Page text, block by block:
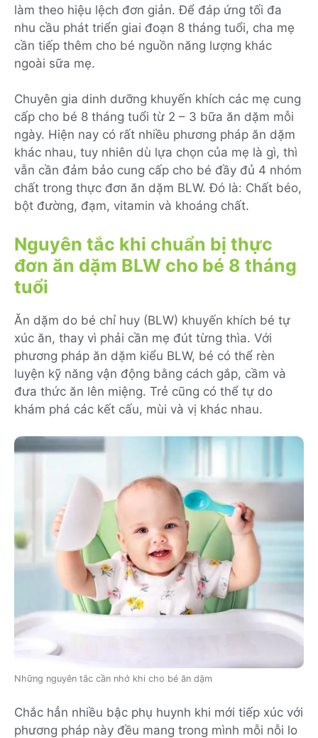
làm theo hiệu lệch đơn giản. Để đáp ứng tối đa
nhu cầu phát triển giai đoạn 8 tháng tuổi, cha mẹ
cần tiếp thêm cho bé nguồn năng lượng khác
ngoài sữa mẹ.
Chuyên gia dinh dưỡng khuyến khích các mẹ cung
cấp cho bé 8 tháng tuổi từ 2 – 3 bữa ăn dặm mỗi
ngày. Hiện nay có rất nhiều phương pháp ăn dặm
khác nhau, tuy nhiên dù lựa chọn của mẹ là gì, thì
vẫn cần đảm bảo cung cấp cho bé đầy đủ 4 nhóm
chất trong thực đơn ăn dặm BLW. Đó là: Chất béo,
bột đường, đạm, vitamin và khoáng chất.
Nguyên tắc khi chuẩn bị thực
đơn ăn dặm BLW cho bé 8 tháng
tuổi
Ăn dặm do bé chỉ huy (BLW) khuyến khích bé tự
xúc ăn, thay vì phải cần mẹ đút từng thìa. Với
phương pháp ăn dặm kiểu BLW, bé có thể rèn
luyện kỹ năng vận động bằng cách gắp, cầm và
đưa thức ăn lên miệng. Trẻ cũng có thể tự do
khám phá các kết cấu, mùi và vị khác nhau.
Những nguyên tắc cần nhớ khi cho bé ăn dặm
Chắc hẳn nhiều bậc phụ huynh khi mới tiếp xúc với
phương pháp này đều mang trong mình mỗi nỗi lo